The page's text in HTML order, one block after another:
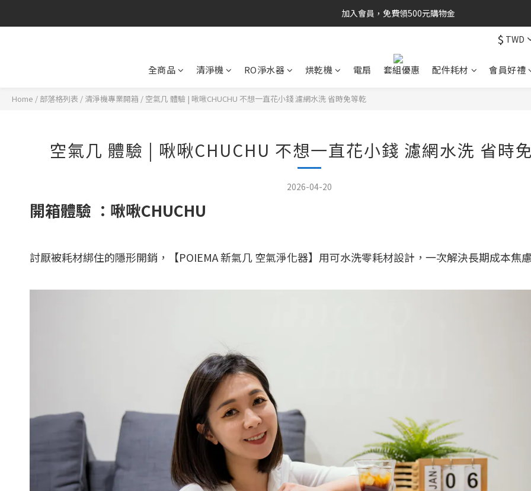
加入會員，免費領500元購物金
$ TWD
全商品 清淨機 RO淨水器 烘乾機 電扇 套組優惠 配件耗材 會員好禮
Home / 部落格列表 / 清淨機專業開箱 / 空氣几 體驗 | 啾啾CHUCHU 不想一直花小錢 濾網水洗 省時免等乾
空氣几 體驗 | 啾啾CHUCHU 不想一直花小錢 濾網水洗 省時
2026-04-20
開箱體驗 ：啾啾CHUCHU
討厭被耗材綁住的隱形開銷，【POIEMA 新氣几 空氣淨化器】用可水洗零耗材設計，一次解決長期成本焦